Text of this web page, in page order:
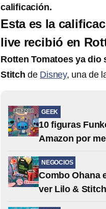
calificación.
Esta es la
live recibió en
Rotten Tomatoes ya dio
Stitchde Disney, una de
GEEK
10 figuras
Amazon por
NEGOCIOS
Combo Ohana
ver Lilo &